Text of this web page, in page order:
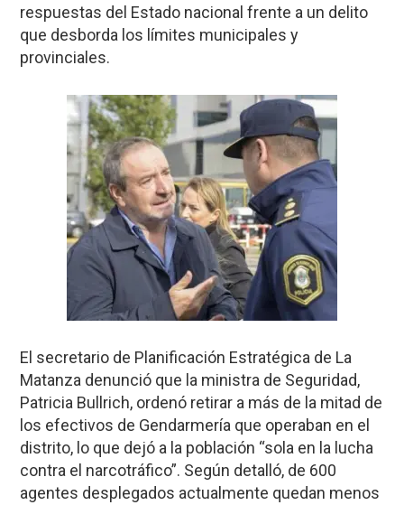
respuestas del Estado nacional frente a un delito
que desborda los límites municipales y
provinciales.
El secretario de Planificación Estratégica de La
Matanza denunció que la ministra de Seguridad,
Patricia Bullrich, ordenó retirar a más de la mitad de
los efectivos de Gendarmería que operaban en el
distrito, lo que dejó a la población “sola en la lucha
contra el narcotráfico”. Según detalló, de 600
agentes desplegados actualmente quedan menos